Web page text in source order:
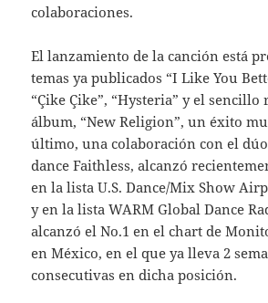
colaboraciones.
El lanzamiento de la canción está
temas ya publicados “I Like You
“Çike Çike”, “Hysteria” y el sencillo
álbum, “New Religion”, un éxito
último, una colaboración con el
dance Faithless, alcanzó
en la lista U.S. Dance/Mix Show
y en la lista WARM Global Dance
alcanzó el No.1 en el chart de
en México, en el que ya lleva 2
consecutivas en dicha posición.